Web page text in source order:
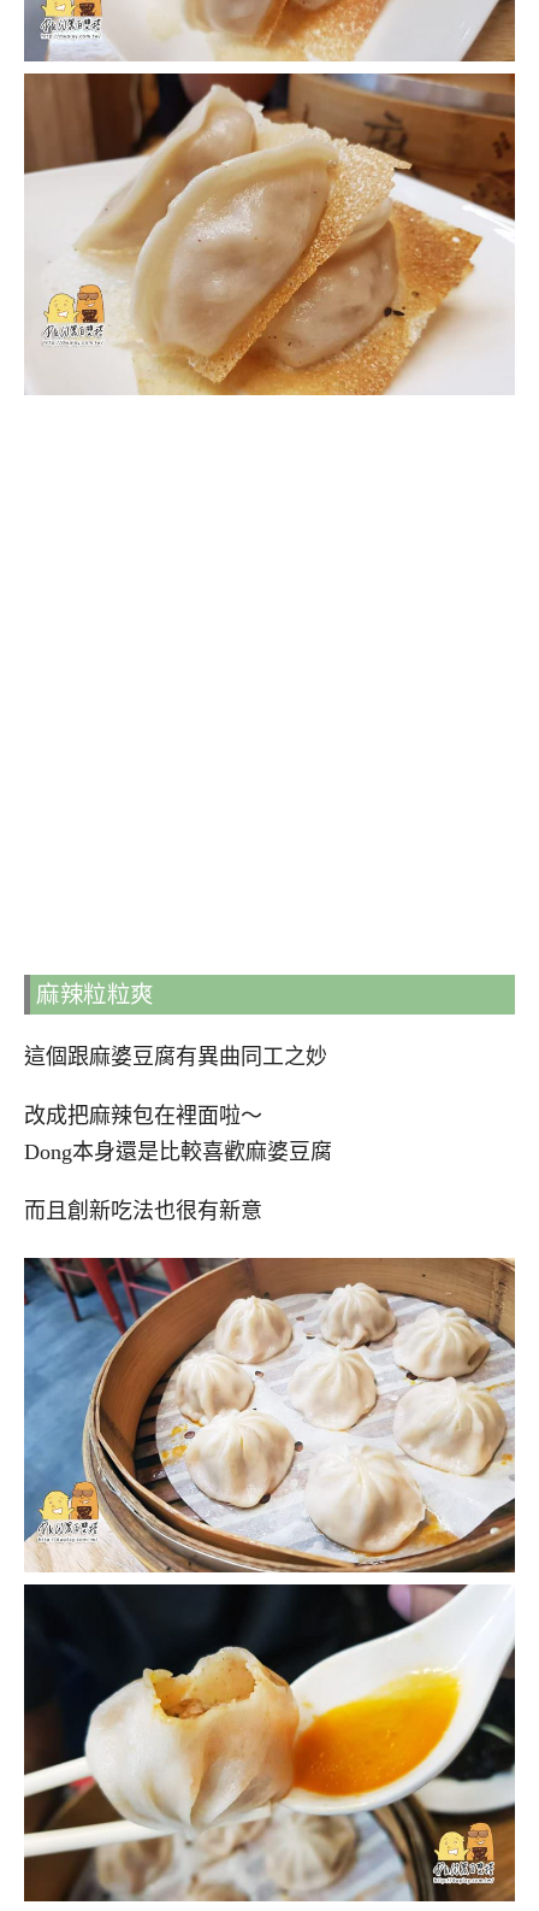
麻辣粒粒爽
這個跟麻婆豆腐有異曲同工之妙
改成把麻辣包在裡面啦～
Dong本身還是比較喜歡麻婆豆腐
而且創新吃法也很有新意